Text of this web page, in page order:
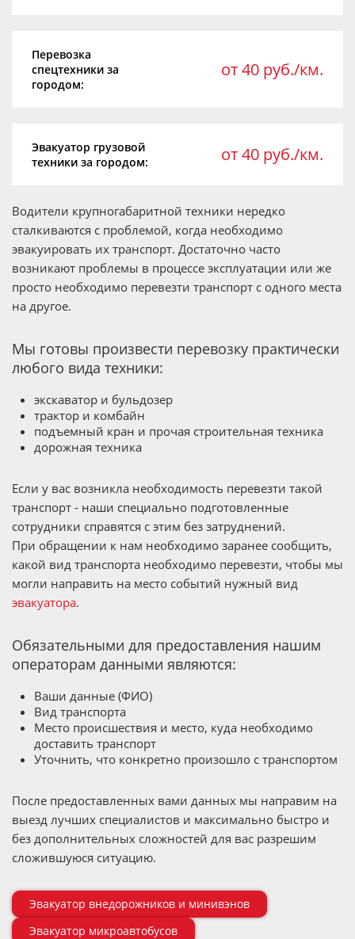
Перевозка
спецтехники за
городом:
от 40 руб./км.
Эвакуатор грузовой
техники за городом:
от 40 руб./км.
Водители крупногабаритной техники нередко
сталкиваются с проблемой, когда необходимо
эвакуировать их транспорт. Достаточно часто
возникают проблемы в процессе эксплуатации или же
просто необходимо перевезти транспорт с одного места
на другое.
Мы готовы произвести перевозку практически
любого вида техники:
экскаватор и бульдозер
трактор и комбайн
подъемный кран и прочая строительная техника
дорожная техника
Если у вас возникла необходимость перевезти такой
транспорт - наши специально подготовленные
сотрудники справятся с этим без затруднений.
При обращении к нам необходимо заранее сообщить,
какой вид транспорта необходимо перевезти, чтобы мы
могли направить на место событий нужный вид
эвакуатора.
Обязательными для предоставления нашим
операторам данными являются:
Ваши данные (ФИО)
Вид транспорта
Место происшествия и место, куда необходимо
доставить транспорт
Уточнить, что конкретно произошло с транспортом
После предоставленных вами данных мы направим на
выезд лучших специалистов и максимально быстро и
без дополнительных сложностей для вас разрешим
сложившуюся ситуацию.
Эвакуатор внедорожников и минивэнов
Эвакуатор микроавтобусов